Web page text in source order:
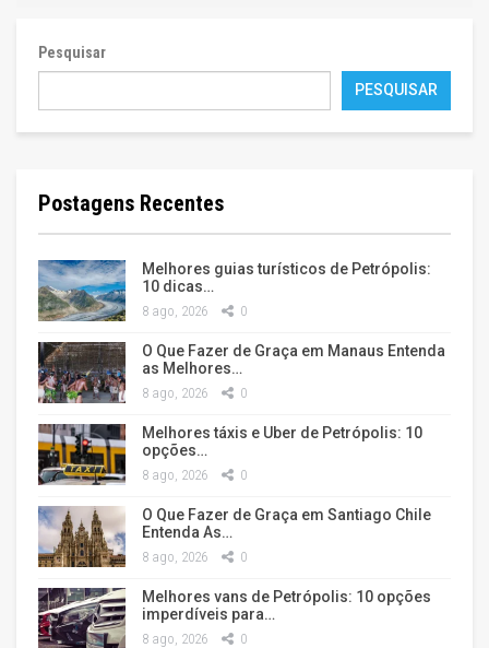
Pesquisar
PESQUISAR
Postagens Recentes
Melhores guias turísticos de Petrópolis:
10 dicas…
8 ago, 2026 0
O Que Fazer de Graça em Manaus Entenda
as Melhores…
8 ago, 2026 0
Melhores táxis e Uber de Petrópolis: 10
opções…
8 ago, 2026 0
O Que Fazer de Graça em Santiago Chile
Entenda As…
8 ago, 2026 0
Melhores vans de Petrópolis: 10 opções
imperdíveis para…
8 ago, 2026 0